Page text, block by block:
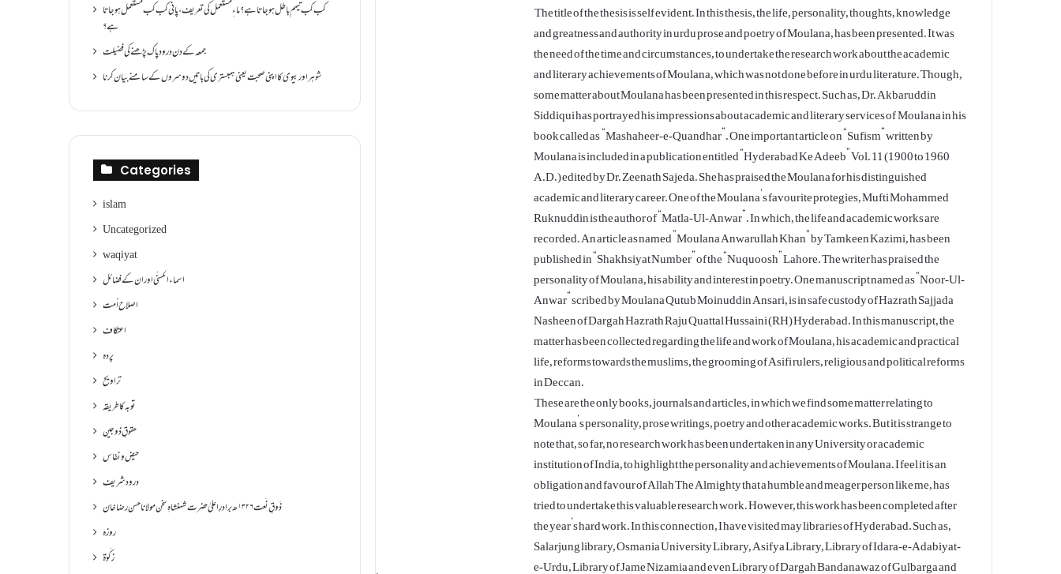
The title of the thesis is self evident. In this thesis, the life, personality, thoughts, knowledge
and greatness and authority in urdu prose and poetry of Moulana, has been presented. It was
the need of the time and circumstances, to undertake the research work about the academic
and literary achievements of Moulana, which was not done before in urdu literature. Though,
some matter about Moulana has been presented in this respect. Such as, Dr. Akbaruddin
Siddiqui has portrayed his impressions about academic and literary services of Moulana in his
book called as “Mashaheer-e-Quandhar”. One important article on “Sufism” written by
Moulana is included in a publication entitled “Hyderabad Ke Adeeb” Vol. 11 (1900 to 1960
A.D.) edited by Dr. Zeenath Sajeda. She has praised the Moulana for his distinguished
academic and literary career. One of the Moulana’s favourite protegies, Mufti Mohammed
Ruknuddin is the author of “Matla-Ul-Anwar”. In which, the life and academic works are
recorded. An article as named ”Moulana Anwarullah Khan” by Tamkeen Kazimi, has been
published in “Shakhsiyat Number” of the “Nuquoosh” Lahore. The writer has praised the
personality of Moulana, his ability and interest in poetry. One manuscript named as “Noor-Ul-
Anwar” scribed by Moulana Qutub Moinuddin Ansari, is in safe custody of Hazrath Sajjada
Nasheen of Dargah Hazrath Raju Quattal Hussaini (RH) Hyderabad. In this manuscript, the
matter has been collected regarding the life and work of Moulana, his academic and practical
life, reforms towards the muslims, the grooming of Asifi rulers, religious and political reforms
in Deccan.
These are the only books, journals and articles, in which we find some matter relating to
Moulana’s personality, prose writings, poetry and other academic works. But it is strange to
note that, so far, no research work has been undertaken in any University or academic
institution of India, to highlight the personality and achievements of Moulana. I feel it is an
obligation and favour of Allah The Almighty that a humble and meager person like me, has
tried to undertake this valuable research work. However, this work has been completed after
the year’s hard work. In this connection, I have visited may libraries of Hyderabad. Such as,
Salarjung library, Osmania University Library, Asifya Library, Library of Idara-e-Adabiyat-
e-Urdu, Library of Jame Nizamia and even Library of Dargah Bandanawaz of Gulbarga and
کب کب تیمم باطل ہو جاتا ہے؟ ماءِ مستعمل کی تعریف ،پانی کب کب مستعمل ہو جاتا
ہے؟
جمعہ کے دن درود پاک پڑھنے کی فضیلت
شوہر اور بیوی کا اپنی صحبت یعنی ہمبستری کی باتیں دوسروں کے سامنے بیان کرنا
Categories
islam
Uncategorized
waqiyat
اسماءالحسنٰی اور ان کے فضائل
اصلاح اُمت
اعتکاف
پردہ
تراویح
توبہ کا طریقہ
حقوقِ ذوجین
حیض و نفاس
درود شریف
ذَوقِ نَعت ۱۳۲۶ھ برادرِ اعلیٰ حضرت شہنشاہِ سخن مولانا حسن رضا خان
روزہ
زکٰوۃ